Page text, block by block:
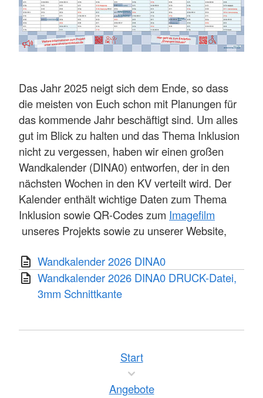
Das Jahr 2025 neigt sich dem Ende, so dass
die meisten von Euch schon mit Planungen für
das kommende Jahr beschäftigt sind. Um alles
gut im Blick zu halten und das Thema Inklusion
nicht zu vergessen, haben wir einen großen
Wandkalender (DINA0) entworfen, der in den
nächsten Wochen in den KV verteilt wird. Der
Kalender enthält wichtige Daten zum Thema
Inklusion sowie QR-Codes zum Imagefilm
unseres Projekts sowie zu unserer Website,
hilfreichen Tipps zum Thema „Ehrenamt
inklusiv“ versorgen. Es lohnt sich also immer
mal wieder dort vorbeizuschauen!
Wandkalender 2026 DINA0
Wandkalender 2026 DINA0 DRUCK-Datei,
3mm Schnittkante
Start
Angebote